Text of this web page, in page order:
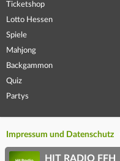
Ticketshop
Lotto Hessen
Spiele
Mahjong
Backgammon
Quiz
Partys
Impressum und Datenschutz
HIT RADIO FFH